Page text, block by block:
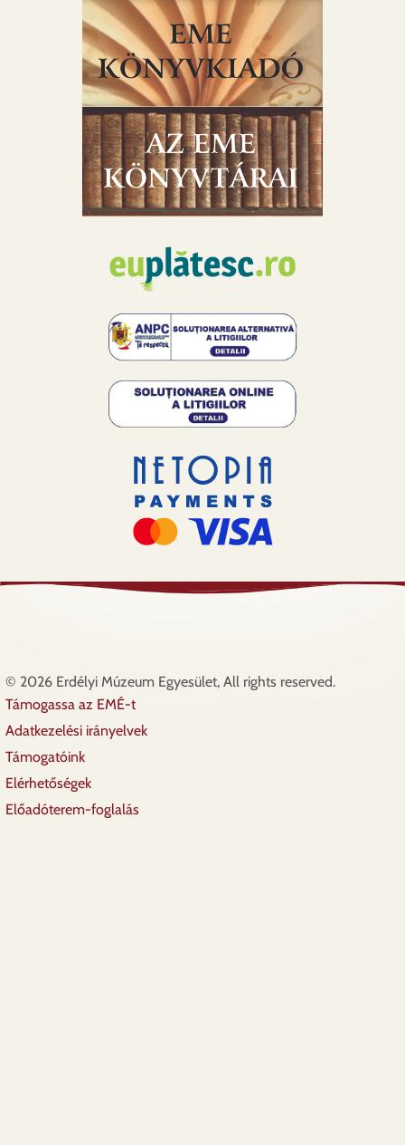
© 2026 Erdélyi Múzeum Egyesület, All rights reserved.
Lábléc
Támogassa az EMÉ-t
Adatkezelési irányelvek
Támogatóink
Elérhetőségek
Előadóterem-foglalás